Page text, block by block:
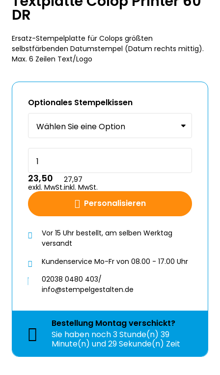
DR
Ersatz-Stempelplatte für Colops größten
selbstfärbenden Datumstempel (Datum rechts mittig).
Max. 6 Zeilen Text/Logo
Optionales Stempelkissen
Personalisieren
23,50
exkl. MwSt.
27,97
inkl. MwSt.
Vor 15 Uhr bestellt, am selben Werktag
versandt
Kundenservice Mo-Fr von 08.00 - 17.00 Uhr
02038 0480 403/
info@stempelgestalten.de
Bestellung Montagverschickt?
Sie haben noch3 Stunde(n) 39
Minute(n) und 28 Sekunde(n) Zeit